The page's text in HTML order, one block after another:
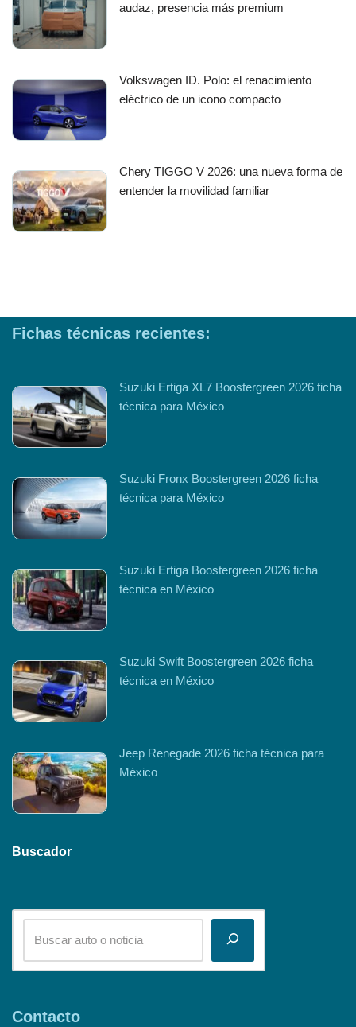
audaz, presencia más premium
Volkswagen ID. Polo: el renacimiento
eléctrico de un icono compacto
Chery TIGGO V 2026: una nueva forma de
entender la movilidad familiar
Fichas técnicas recientes:
Suzuki Ertiga XL7 Boostergreen 2026 ficha
técnica para México
Suzuki Fronx Boostergreen 2026 ficha
técnica para México
Suzuki Ertiga Boostergreen 2026 ficha
técnica en México
Suzuki Swift Boostergreen 2026 ficha
técnica en México
Jeep Renegade 2026 ficha técnica para
México
Buscador
Contacto